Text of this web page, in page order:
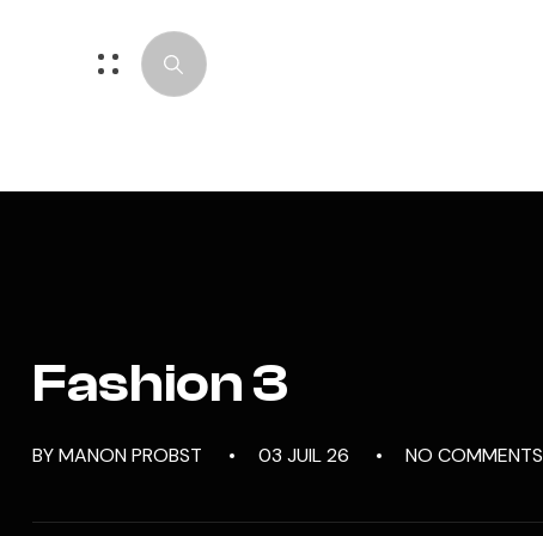
Fashion 3
BY MANON PROBST 03 JUIL 26 NO COMMENTS